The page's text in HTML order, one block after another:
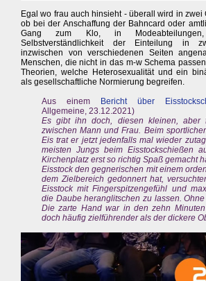
Egal wo frau auch hinsieht - überall wird in zwei
ob bei der Anschaffung der Bahncard oder
Gang zum Klo, in
Selbstverständlichkeit der Einteilung in
inzwischen von verschiedenen Seiten
Menschen, die nicht in das m-w Schema
Theorien, welche Heterosexualität und ein
als gesellschaftliche Normierung begreifen.
Aus einem
Bericht über
Allgemeine, 23.12.2021)
Es gibt ihn doch, diesen kleinen, aber
zwischen Mann und Frau. Beim
Eis trat er jetzt jedenfalls mal wieder
meisten Jungs beim Eisstockschießen
Kirchenplatz erst so richtig Spaß gemacht
Eisstock den gegnerischen mit einem
dem Zielbereich gedonnert hat,
Eisstock mit Fingerspitzengefühl und
die Daube heranglitschen zu lassen.
Die zarte Hand war in den zehn
doch häufig zielführender als der dickere